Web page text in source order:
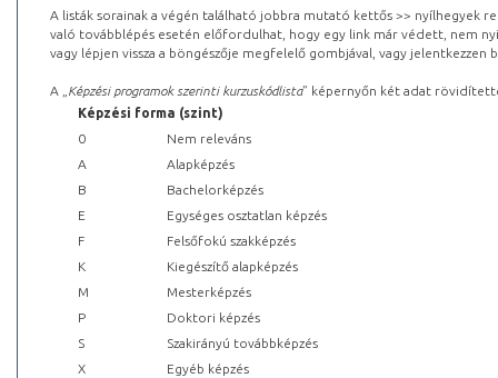
A listák sorainak a végén található jobbra mutató kettős >> nyílhegyek
való továbblépés esetén előfordulhat, hogy egy link már védett, nem
vagy lépjen vissza a böngészője megfelelő gombjával, vagy
A „ Képzési programok szerinti kurzuskódlista” képernyőn két adat
Képzési forma (szint)
0
Nem releváns
A
Alapképzés
B
Bachelorképzés
E
Egységes osztatlan képzés
F
Felsőfokú szakképzés
K
Kiegészítő alapképzés
M
Mesterképzés
P
Doktori képzés
S
Szakirányú továbbképzés
X
Egyéb képzés